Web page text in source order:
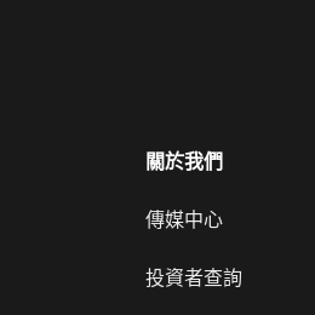
關於我們
傳媒中心
投資者查詢